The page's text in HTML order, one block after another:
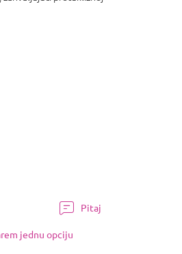
Pitaj
jednu opciju